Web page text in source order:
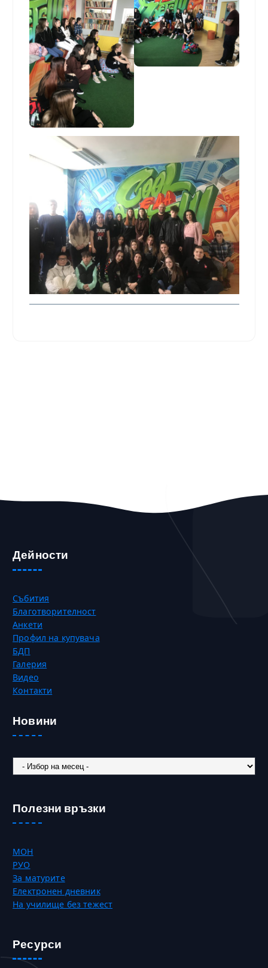
Дейности
Събития
Благотворителност
Анкети
Профил на купувача
БДП
Галерия
Видео
Контакти
Новини
Новини
Полезни връзки
МОН
РУО
За матурите
Електронен дневник
На училище без тежест
Ресурси